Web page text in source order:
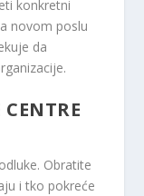
konkretni
novom poslu
da
Obratite
i tko pokreće